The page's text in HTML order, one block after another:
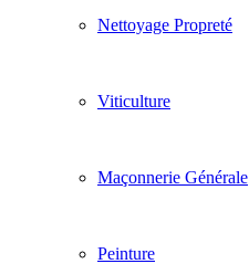
Nettoyage Propreté
Viticulture
Maçonnerie Générale
Peinture